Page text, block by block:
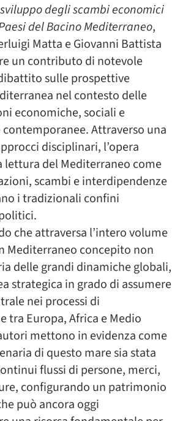
degli scambi economici
del Bacino Mediterraneo,
Matta e Giovanni Battista
un contributo di notevole
sulle prospettive
nel contesto delle
economiche, sociali e
Attraverso una
disciplinari, l’opera
lettura del Mediterraneo come
scambi e interdipendenze
i tradizionali confini
che attraversa l’intero volume
Mediterraneo concepito non
delle grandi dinamiche globali,
strategica in grado di assumere
nei processi di
tra Europa, Africa e Medio
mettono in evidenza come
di questo mare sia stata
flussi di persone, merci,
configurando un patrimonio
può ancora oggi